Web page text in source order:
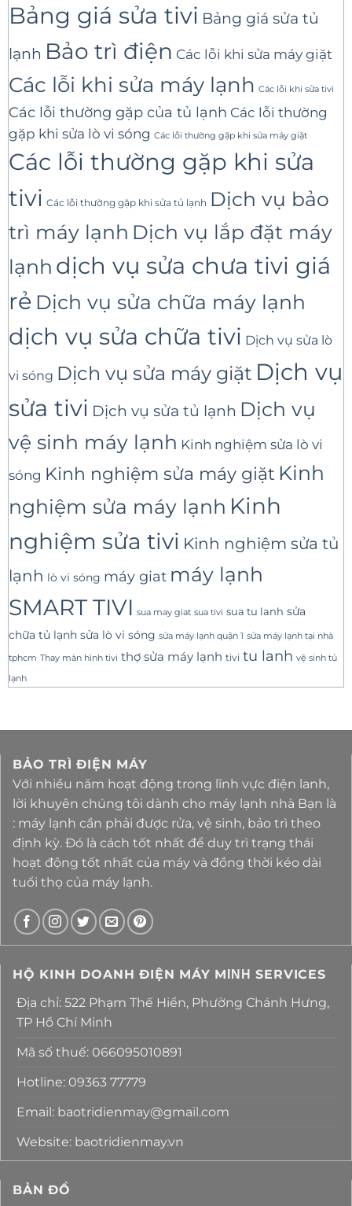
Bảng giá sửa tivi Bảng giá sửa tủ
lạnh Bảo trì điện Các lỗi khi sửa máy giặt
Các lỗi khi sửa máy lạnh Các lỗi khi sửa tivi
Các lỗi thường gặp của tủ lạnh Các lỗi thường
gặp khi sửa lò vi sóng Các lỗi thường gặp khi sửa máy giặt
Các lỗi thường gặp khi sửa
tivi Các lỗi thường gặp khi sửa tủ lạnh Dịch vụ bảo
trì máy lạnh Dịch vụ lắp đặt máy
lạnh dịch vụ sửa chưa tivi giá
rẻ Dịch vụ sửa chữa máy lạnh
dịch vụ sửa chữa tivi Dịch vụ sửa lò
vi sóng Dịch vụ sửa máy giặt Dịch vụ
sửa tivi Dịch vụ sửa tủ lạnh Dịch vụ
vệ sinh máy lạnh Kinh nghiệm sửa lò vi
sóng Kinh nghiệm sửa máy giặt Kinh
nghiệm sửa máy lạnh Kinh
nghiệm sửa tivi Kinh nghiệm sửa tủ
lạnh lò vi sóng máy giat máy lạnh
SMART TIVI sua may giat sua tivi sua tu lanh sửa
chữa tủ lạnh sửa lò vi sóng sửa máy lạnh quận 1 sửa máy lạnh tại nhà
tphcm Thay màn hình tivi thợ sửa máy lạnh tivi tu lanh vệ sinh tủ
lạnh
BẢO TRÌ ĐIỆN MÁY
Với nhiều năm hoạt động trong lĩnh vực điện lanh,
lời khuyên chúng tôi dành cho máy lạnh nhà Bạn là
: máy lạnh cần phải được rửa, vệ sinh, bảo trì theo
định kỳ. Đó là cách tốt nhất để duy trì trạng thái
hoạt động tốt nhất của máy và đồng thời kéo dài
tuổi thọ của máy lạnh.
HỘ KINH DOANH ĐIỆN MÁY MΙΝΗ SERVICES
Địa chỉ: 522 Phạm Thế Hiển, Phường Chánh Hưng,
TP Hồ Chí Minh
Mã số thuế: 066095010891
Hotline: 09363 77779
Email: baotridienmay@gmail.com
Website: baotridienmay.vn
BẢN ĐỒ